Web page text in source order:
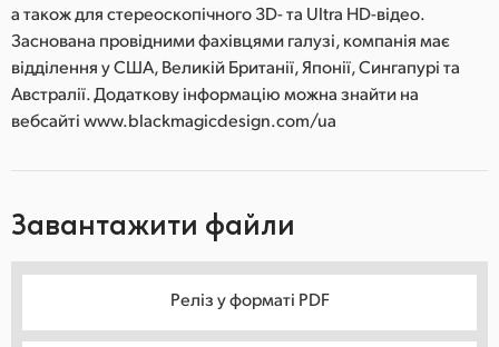
а також для стереоскопічного 3D- та Ultra HD-відео.
Заснована провідними фахівцями галузі, компанія має
відділення у США, Великій Британії, Японії, Сингапурі та
Австралії. Додаткову інформацію можна знайти на
вебсайті www.blackmagicdesign.com/ua
Завантажити файли
Реліз у форматі PDF